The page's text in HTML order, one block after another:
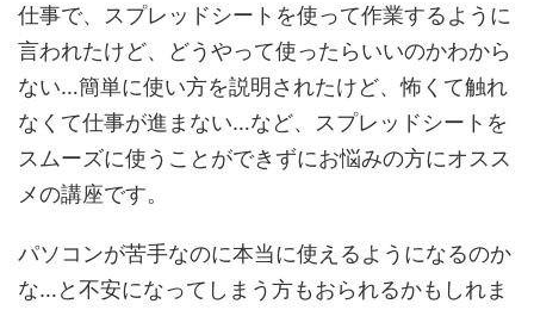
仕事で、スプレッドシートを使って作業するように
言われたけど、どうやって使ったらいいのかわから
ない…簡単に使い方を説明されたけど、怖くて触れ
なくて仕事が進まない…など、スプレッドシートを
スムーズに使うことができずにお悩みの方にオスス
メの講座です。
パソコンが苦手なのに本当に使えるようになるのか
な…と不安になってしまう方もおられるかもしれま